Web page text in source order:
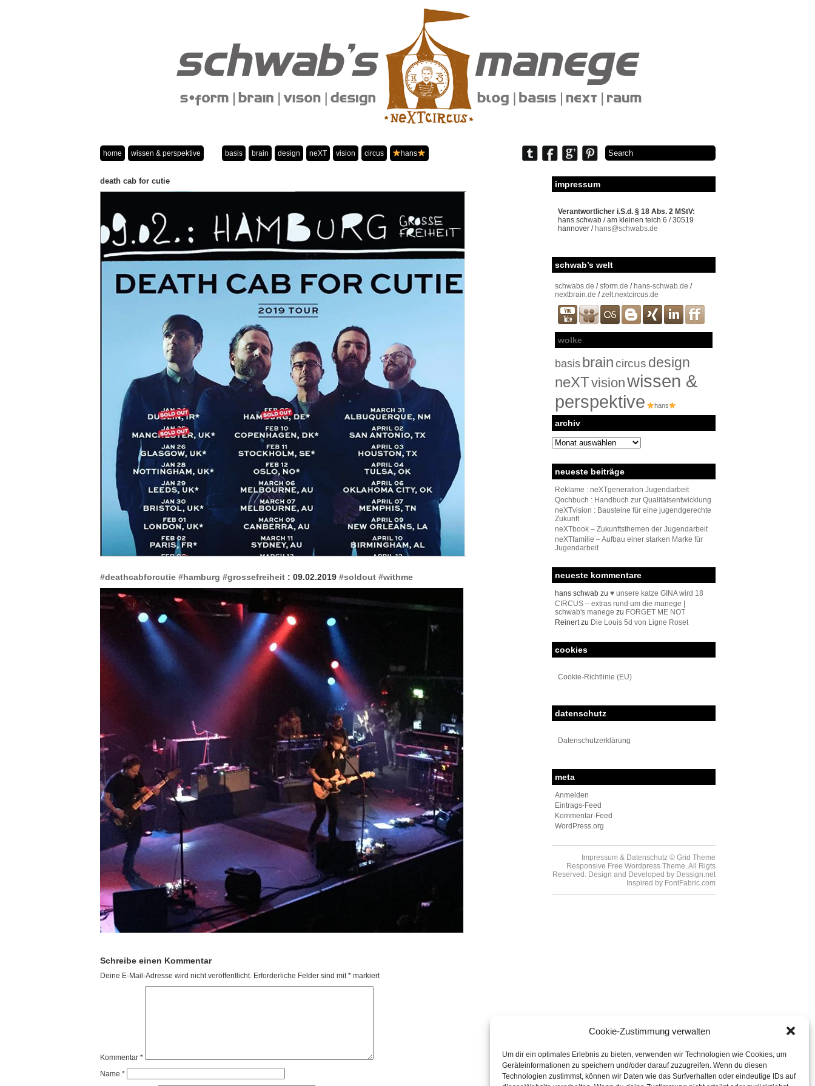
Cookie-Zustimmung verwalten
Um dir ein optimales Erlebnis zu bieten, verwenden wir Technologien wie Cookies, um
Geräteinformationen zu speichern und/oder darauf zuzugreifen. Wenn du diesen
Technologien zustimmst, können wir Daten wie das Surfverhalten oder eindeutige IDs auf
home wissen & perspektive basis brain design neXT vision circus hans
death cab for cutie
#deathcabforcutie #hamburg #grossefreiheit: 09.02.2019 #soldout #withme
Schreibe einen Kommentar
Deine E-Mail-Adresse wird nicht veröffentlicht. Erforderliche Felder sind mit*markiert
Kommentar *
Name *
impressum
Verantwortlicher i.S.d. § 18 Abs. 2 MStV:
hans schwab / am kleinen teich 6 / 30519
hannover / hans@schwabs.de
schwab’s welt
schwabs.de /sform.de / hans-schwab.de /
nextbrain.de /zelt.nextcircus.de
wolke
basis braincircus design
neXTvisionwissen &
perspektive
hans
archiv
archiv
neueste beiträge
Reklame : neXTgeneration Jugendarbeit
Qochbuch : Handbuch zur Qualitätsentwicklung
neXTvision : Bausteine für eine jugendgerechte
Zukunft
neXTbook – Zukunftsthemen der Jugendarbeit
neXTfamilie – Aufbau einer starken Marke für
Jugendarbeit
neueste kommentare
hans schwabzu ♥ unsere katze GINA wird 18
CIRCUS – extras rund um die manege |
schwab's manege zu FORGET ME NOT
Reinertzu Die Louis 5d von Ligne Roset
cookies
Cookie-Richtlinie (EU)
datenschutz
Datenschutzerklärung
meta
Anmelden
Eintrags-Feed
Kommentar-Feed
WordPress.org
Impressum& Datenschutz© Grid Theme
Responsive Free Wordpress Theme. All Rigts
Reserved. Design and Developed by Dessign.net
Inspired by FontFabric.com